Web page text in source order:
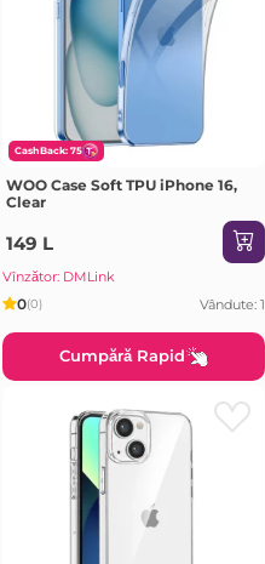
CashBack: 75
WOO Case Soft TPU iPhone 16,
Clear
149 L
Vînzător: DMLink
0(0) Vândute: 1
Cumpără Rapid